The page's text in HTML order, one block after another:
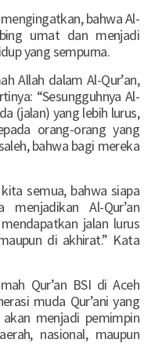
bahwa Al-
umat dan menjadi
yang sempurna.
Allah dalam Al-Qur’an,
“Sesungguhnya Al-
(jalan) yang lebih lurus,
orang-orang yang
bahwa bagi mereka
semua, bahwa siapa
Al-Qur’an
jalan lurus
di akhirat.” Kata
Qur’an BSI di Aceh
muda Qur’ani yang
menjadi pemimpin
nasional, maupun